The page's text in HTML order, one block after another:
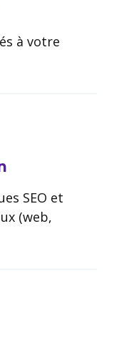
à votre
SEO et
(web,